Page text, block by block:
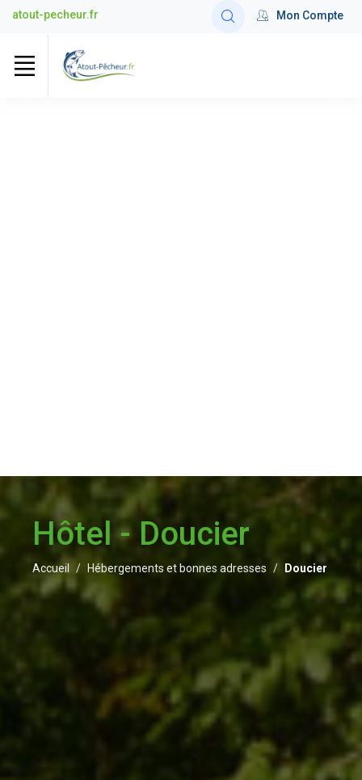
atout-pecheur.fr Mon Compte
Hôtel - Doucier
Accueil Hébergements et bonnes adresses Doucier